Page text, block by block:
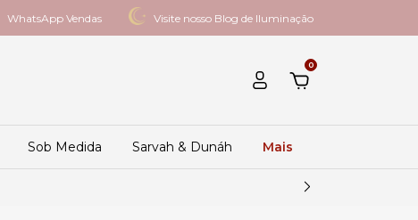
WhatsApp Vendas Visite nosso Blog de Iluminação
0
Sob Medida Sarvah & Dunáh Mais